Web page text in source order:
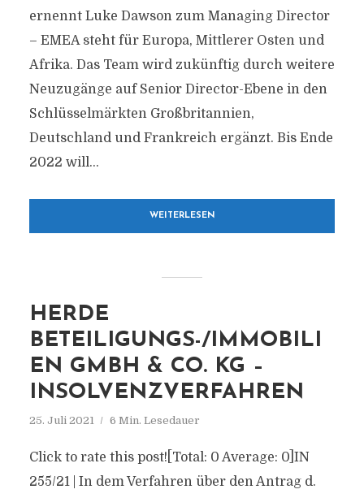
ernennt Luke Dawson zum Managing Director
– EMEA steht für Europa, Mittlerer Osten und
Afrika. Das Team wird zukünftig durch weitere
Neuzugänge auf Senior Director-Ebene in den
Schlüsselmärkten Großbritannien,
Deutschland und Frankreich ergänzt. Bis Ende
2022 will...
WEITERLESEN
HERDE
BETEILIGUNGS-/IMMOBILI
EN GMBH & CO. KG –
INSOLVENZVERFAHREN
25. Juli 2021 6 Min. Lesedauer
Click to rate this post![Total: 0 Average: 0]IN
255/21 | In dem Verfahren über den Antrag d.